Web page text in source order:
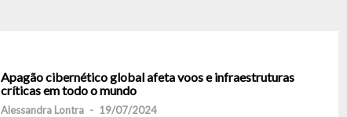
Apagão cibernético global afeta voos e infraestruturas
críticas em todo o mundo
Alessandra Lontra - 19/07/2024